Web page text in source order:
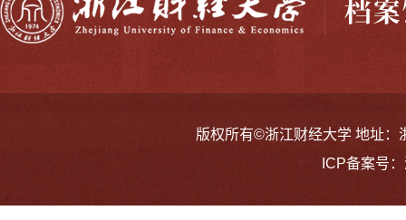
版权所有©浙江财经大学 地址：
ICP备案号：